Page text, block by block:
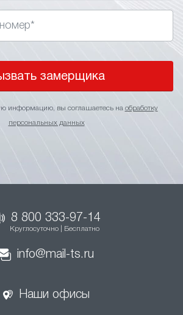
замерщика
информацию, вы соглашаетесь на обработку
персональных данных
8 800 333-97-14
Круглосуточно | Бесплатно
info@mail-ts.ru
Наши офисы